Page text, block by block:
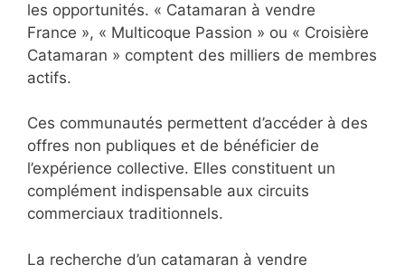
les opportunités. « Catamaran à vendre
France », « Multicoque Passion » ou « Croisière
Catamaran » comptent des milliers de membres
actifs.
Ces communautés permettent d’accéder à des
offres non publiques et de bénéficier de
l’expérience collective. Elles constituent un
complément indispensable aux circuits
commerciaux traditionnels.
La recherche d’un catamaran à vendre